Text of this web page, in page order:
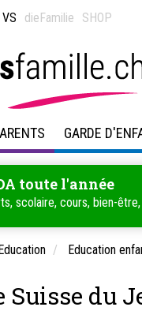
VS dieFamilie SHOP
GARDE
toute l'année
scolaire, cours, bien-
Education
Suisse du